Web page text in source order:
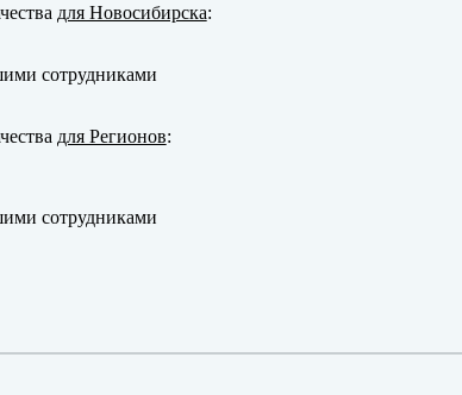
для Новосибирска:
сотрудниками
для Регионов:
сотрудниками